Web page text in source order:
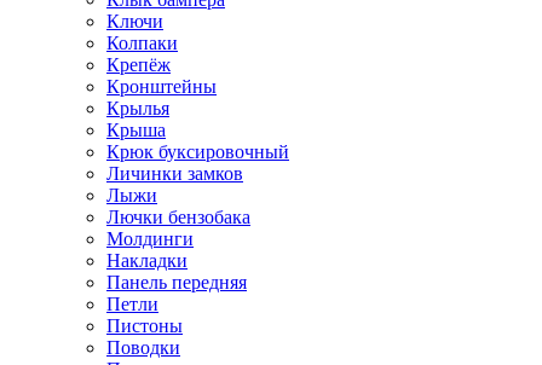
Ключи
Колпаки
Крепёж
Кронштейны
Крылья
Крыша
Крюк буксировочный
Личинки замков
Лыжи
Лючки бензобака
Молдинги
Накладки
Панель передняя
Петли
Пистоны
Поводки